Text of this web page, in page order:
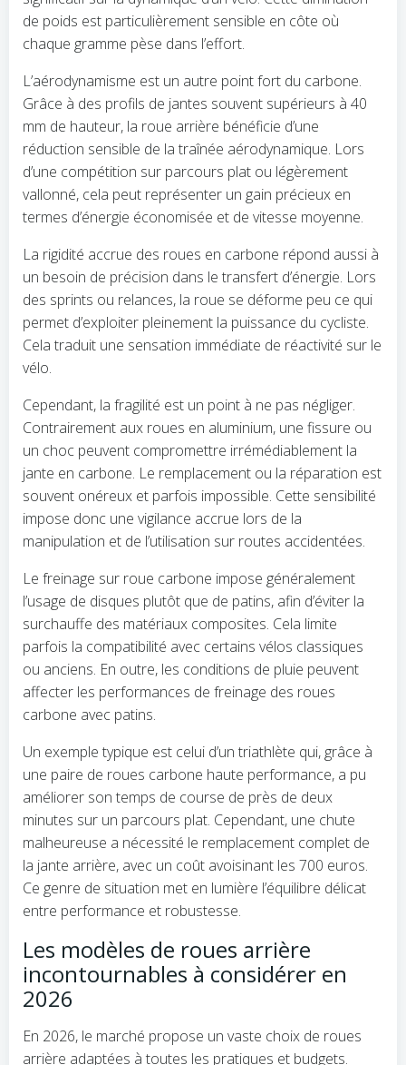
de poids est particulièrement sensible en côte où
chaque gramme pèse dans l’effort.
L’aérodynamisme est un autre point fort du carbone.
Grâce à des profils de jantes souvent supérieurs à 40
mm de hauteur, la roue arrière bénéficie d’une
réduction sensible de la traînée aérodynamique. Lors
d’une compétition sur parcours plat ou légèrement
vallonné, cela peut représenter un gain précieux en
termes d’énergie économisée et de vitesse moyenne.
La rigidité accrue des roues en carbone répond aussi à
un besoin de précision dans le transfert d’énergie. Lors
des sprints ou relances, la roue se déforme peu ce qui
permet d’exploiter pleinement la puissance du cycliste.
Cela traduit une sensation immédiate de réactivité sur le
vélo.
Cependant, la fragilité est un point à ne pas négliger.
Contrairement aux roues en aluminium, une fissure ou
un choc peuvent compromettre irrémédiablement la
jante en carbone. Le remplacement ou la réparation est
souvent onéreux et parfois impossible. Cette sensibilité
impose donc une vigilance accrue lors de la
manipulation et de l’utilisation sur routes accidentées.
Le freinage sur roue carbone impose généralement
l’usage de disques plutôt que de patins, afin d’éviter la
surchauffe des matériaux composites. Cela limite
parfois la compatibilité avec certains vélos classiques
ou anciens. En outre, les conditions de pluie peuvent
affecter les performances de freinage des roues
carbone avec patins.
Un exemple typique est celui d’un triathlète qui, grâce à
une paire de roues carbone haute performance, a pu
améliorer son temps de course de près de deux
minutes sur un parcours plat. Cependant, une chute
malheureuse a nécessité le remplacement complet de
la jante arrière, avec un coût avoisinant les 700 euros.
Ce genre de situation met en lumière l’équilibre délicat
entre performance et robustesse.
Les modèles de roues arrière
incontournables à considérer en
2026
En 2026, le marché propose un vaste choix de roues
arrière adaptées à toutes les pratiques et budgets.